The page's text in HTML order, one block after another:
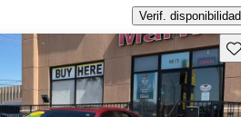
Verif. disponibilidad